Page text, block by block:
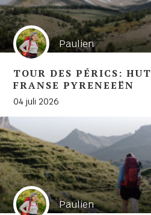
Paulien
TOUR DES PÉRICS:
FRANSE PYRENEEËN
04 juli 2026
Paulien